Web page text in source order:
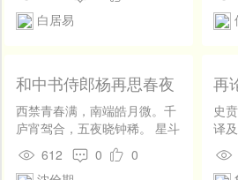
笋，煮新茶。披襟散发，沉李
巧月如牙。静夜凉生深院宇，
熏风吹透碧窗纱。秋梧飘一叶
知时候，凉气应暑潜收。楼头
乞巧传闻旧。玉露冷，银汉
明，金飙透。大火西流，明月
中秋。气萧条，光皎洁，景清
白居易
杀
目
于
多
决
言
列
师
和中书侍郎杨再思春夜
宿直
西禁青春满，南端皓月微。千
庐宵驾合，五夜晓钟稀。 星斗
横纶阁，天河度琐闱。烟光章
奏里，纷向夕郎飞。
612 0
0
再
史
译
尾
我